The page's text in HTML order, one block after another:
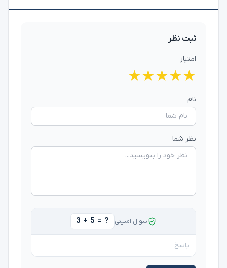
ثبت نظر
امتیاز
★
★
★
★
★
نام
نظر شما
سوال امنیتی 3 + 5 = ?